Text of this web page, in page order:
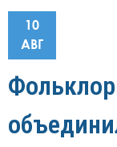
10
АВГ